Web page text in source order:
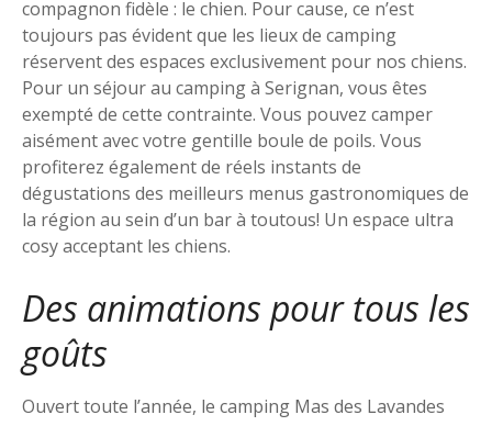
compagnon fidèle : le chien. Pour cause, ce n’est
toujours pas évident que les lieux de camping
réservent des espaces exclusivement pour nos chiens.
Pour un séjour au camping à Serignan, vous êtes
exempté de cette contrainte. Vous pouvez camper
aisément avec votre gentille boule de poils. Vous
profiterez également de réels instants de
dégustations des meilleurs menus gastronomiques de
la région au sein d’un bar à toutous! Un espace ultra
cosy acceptant les chiens.
Des animations pour tous les
goûts
Ouvert toute l’année, le camping Mas des Lavandes